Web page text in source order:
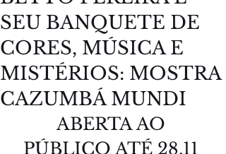
SEU BANQUETE DE
CORES, MÚSICA E
MISTÉRIOS: MOSTRA
CAZUMBÁ MUNDI
ABERTA AO
PÚBLICO ATÉ 28.11